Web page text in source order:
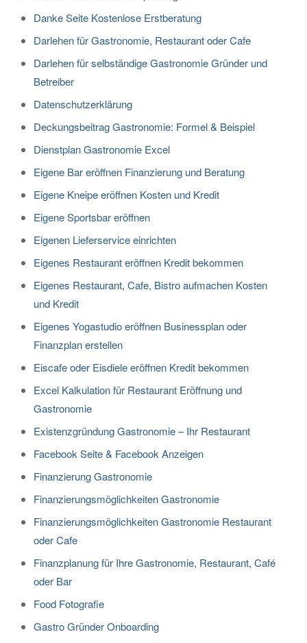
Danke Seite Kostenlose Erstberatung
Darlehen für Gastronomie, Restaurant oder Cafe
Darlehen für selbständige Gastronomie Gründer und
Betreiber
Datenschutzerklärung
Deckungsbeitrag Gastronomie: Formel & Beispiel
Dienstplan Gastronomie Excel
Eigene Bar eröffnen Finanzierung und Beratung
Eigene Kneipe eröffnen Kosten und Kredit
Eigene Sportsbar eröffnen
Eigenen Lieferservice einrichten
Eigenes Restaurant eröffnen Kredit bekommen
Eigenes Restaurant, Cafe, Bistro aufmachen Kosten
und Kredit
Eigenes Yogastudio eröffnen Businessplan oder
Finanzplan erstellen
Eiscafe oder Eisdiele eröffnen Kredit bekommen
Excel Kalkulation für Restaurant Eröffnung und
Gastronomie
Existenzgründung Gastronomie – Ihr Restaurant
Facebook Seite & Facebook Anzeigen
Finanzierung Gastronomie
Finanzierungsmöglichkeiten Gastronomie
Finanzierungsmöglichkeiten Gastronomie Restaurant
oder Cafe
Finanzplanung für Ihre Gastronomie, Restaurant, Café
oder Bar
Food Fotografie
Gastro Gründer Onboarding